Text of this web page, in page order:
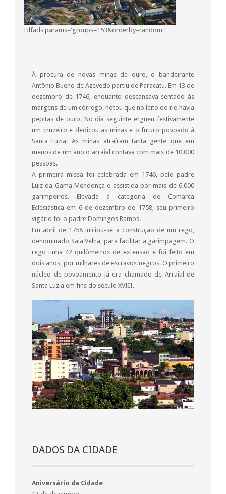
[dfads params='groups=153&orderby=random']
À procura de novas minas de ouro, o bandeirante
Antônio Bueno de Azevedo partiu de Paracatu. Em 13 de
dezembro de 1746, enquanto descansava sentado às
margens de um córrego, notou que no leito do rio havia
pepitas de ouro. No dia seguinte ergueu festivamente
um cruzeiro e dedicou as minas e o futuro povoado à
Santa Luzia. As minas atraíram tanta gente que em
menos de um ano o arraial contava com mais de 10.000
pessoas.
A primeira missa foi celebrada em 1746, pelo padre
Luiz da Gama Mendonça e assistida por mais de 6.000
garimpeiros. Elevada à categoria de Comarca
Eclesiástica em 6 de dezembro de 1758, seu primeiro
vigário foi o padre Domingos Ramos.
Em abril de 1758 iniciou-se a construção de um rego,
denominado Saia Velha, para facilitar a garimpagem. O
rego tinha 42 quilômetros de extensão e foi feito em
dois anos, por milhares de escravos negros. O primeiro
núcleo de povoamento já era chamado de Arraial de
Santa Luzia em fins do século XVIII.
DADOS DA CIDADE
Aniversário da Cidade